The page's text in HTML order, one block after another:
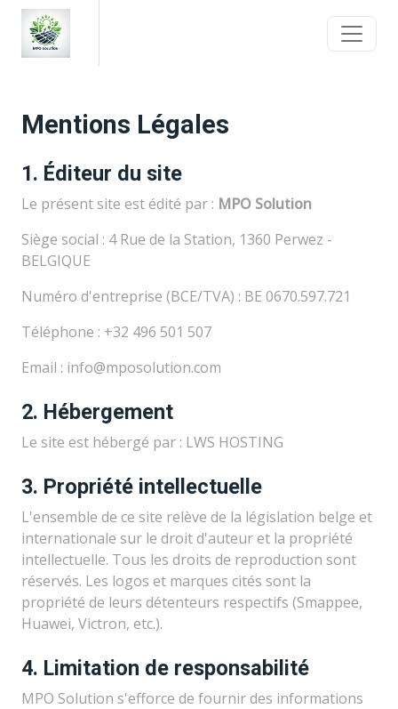
Mentions Légales
1. Éditeur du site
Le présent site est édité par : MPO Solution
Siège social : 4 Rue de la Station, 1360 Perwez -
BELGIQUE
Numéro d'entreprise (BCE/TVA) : BE 0670.597.721
Téléphone : +32 496 501 507
Email : info@mposolution.com
2. Hébergement
Le site est hébergé par : LWS HOSTING
3. Propriété intellectuelle
L'ensemble de ce site relève de la législation belge et
internationale sur le droit d'auteur et la propriété
intellectuelle. Tous les droits de reproduction sont
réservés. Les logos et marques cités sont la
propriété de leurs détenteurs respectifs (Smappee,
Huawei, Victron, etc.).
4. Limitation de responsabilité
MPO Solution s'efforce de fournir des informations